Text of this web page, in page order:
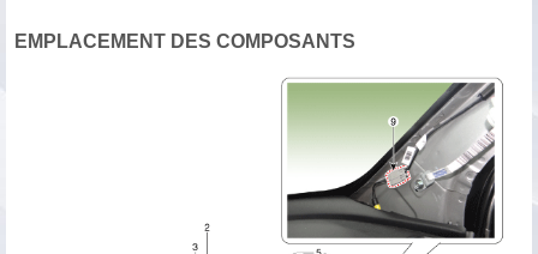
EMPLACEMENT DES COMPOSANTS